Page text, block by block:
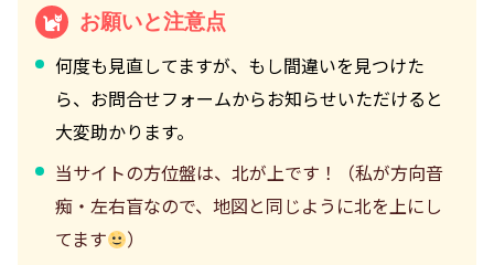
お願いと注意点
何度も見直してますが、もし間違いを見つけた
ら、お問合せフォームからお知らせいただけると
大変助かります。
当サイトの方位盤は、北が上です！（私が方向音
痴・左右盲なので、地図と同じように北を上にし
てます
）